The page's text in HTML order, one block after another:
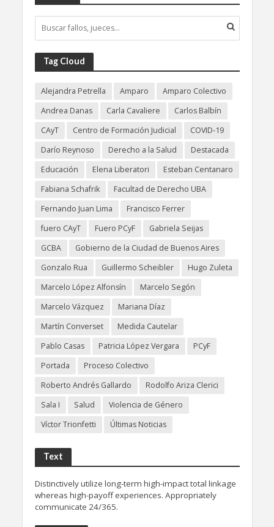
Tag Cloud
Alejandra Petrella Amparo
Amparo Colectivo
Andrea Danas
Carla Cavaliere
Carlos Balbín
CAyT
Centro de Formación Judicial
COVID-19
Darío Reynoso
Derecho a la Salud
Destacada
Educación
Elena Liberatori
Esteban Centanaro
Fabiana Schafrik
Facultad de Derecho UBA
Fernando Juan Lima
Francisco Ferrer
fuero CAyT
Fuero PCyF
Gabriela Seijas
GCBA
Gobierno de la Ciudad de Buenos Aires
Gonzalo Rua
Guillermo Scheibler
Hugo Zuleta
Marcelo López Alfonsín
Marcelo Segón
Marcelo Vázquez
Mariana Díaz
Martín Converset
Medida Cautelar
Pablo Casas
Patricia López Vergara
PCyF
Portada
Proceso Colectivo
Roberto Andrés Gallardo
Rodolfo Ariza Clerici
Sala I
Salud
Violencia de Género
Víctor Trionfetti
Últimas Noticias
Text
Distinctively utilize long-term high-impact total linkage
whereas high-payoff experiences. Appropriately
communicate 24/365.